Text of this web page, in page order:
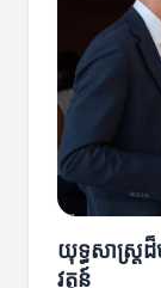
យុទ្ធសាស្ត្រដ៏
វត្តន៍